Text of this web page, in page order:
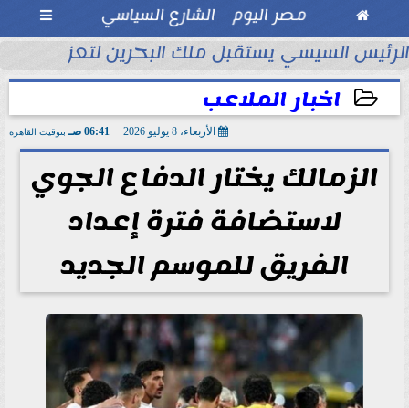
 مصر اليوم الشارع السياسي 
السكندري فى الأسبوع الأول
الرئيس السيسي يستقبل ملك البحرين لتعزيز
اخبار الملاعب
الأربعاء، 8 يوليو 2026 06:41 صـ بتوقيت القاهرة
الزمالك يختار الدفاع الجوي
لاستضافة فترة إعداد
الفريق للموسم الجديد